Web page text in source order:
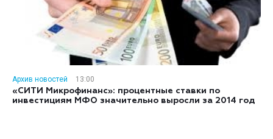
Архив новостей
13:00
«СИТИ Микрофинанс»: процентные ставки по
инвестициям МФО значительно выросли за 2014 год